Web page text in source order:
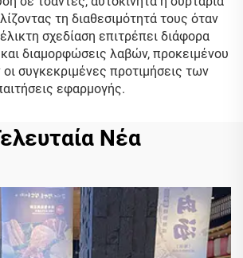
τη διαθεσιμότητά τους όταν
σχεδίαση επιτρέπει διάφορα
διαμορφώσεις λαβών, προκειμένου
οι συγκεκριμένες προτιμήσεις των
εφαρμογής.
Νέα